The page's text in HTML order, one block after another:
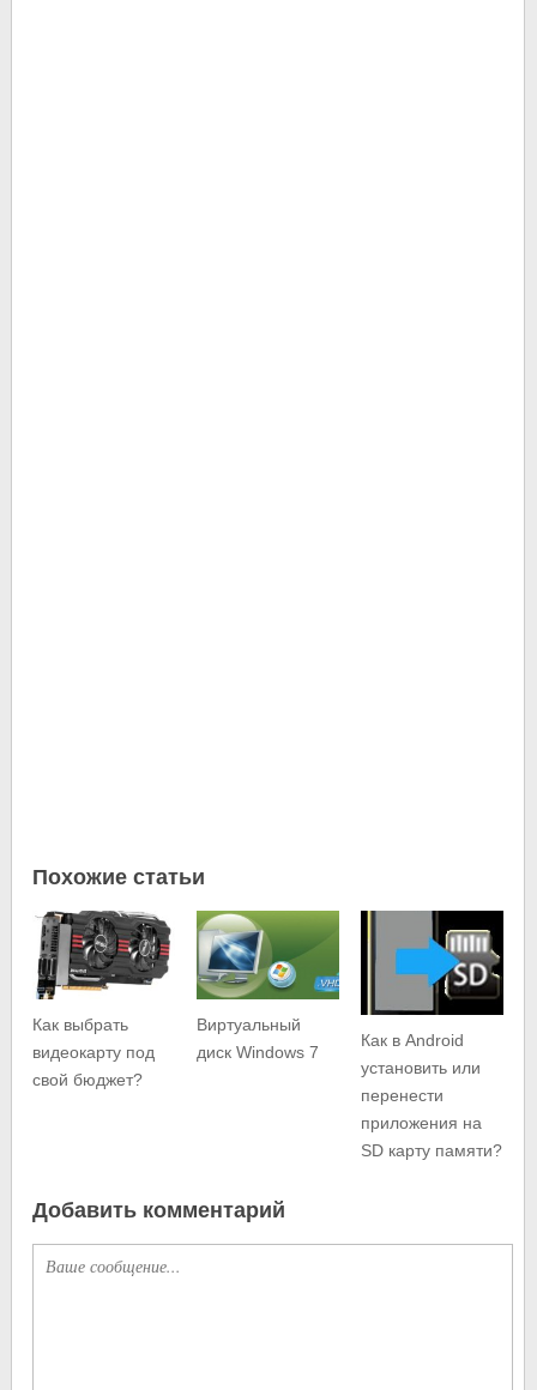
Похожие статьи
Как выбрать
видеокарту под
свой бюджет?
Виртуальный
диск Windows 7
Как в Android
установить или
перенести
приложения на
SD карту памяти?
Добавить комментарий